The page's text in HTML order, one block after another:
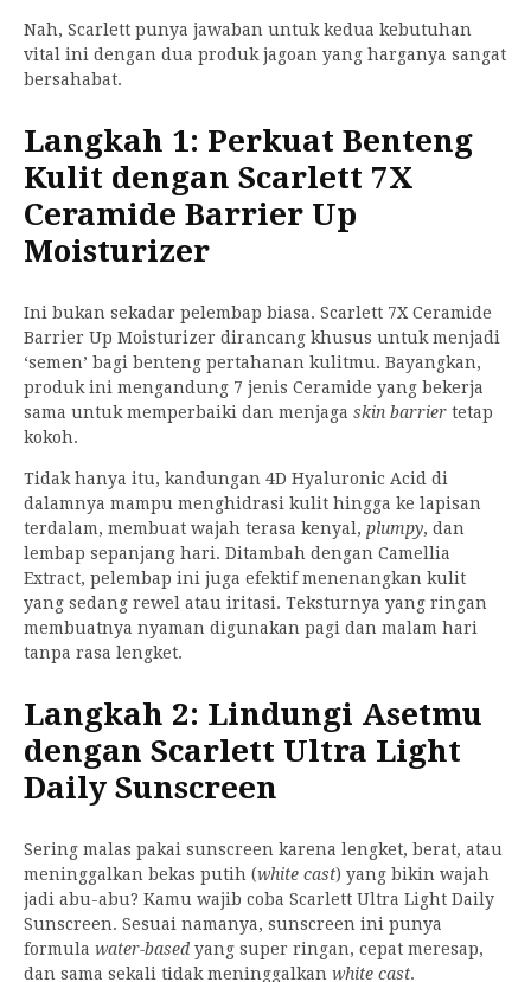
Nah, Scarlett punya jawaban untuk kedua kebutuhan
vital ini dengan dua produk jagoan yang harganya sangat
bersahabat.
Langkah 1: Perkuat Benteng
Kulit dengan Scarlett 7X
Ceramide Barrier Up
Moisturizer
Ini bukan sekadar pelembap biasa. Scarlett 7X Ceramide
Barrier Up Moisturizer dirancang khusus untuk menjadi
‘semen’ bagi benteng pertahanan kulitmu. Bayangkan,
produk ini mengandung 7 jenis Ceramide yang bekerja
sama untuk memperbaiki dan menjaga skin barrier tetap
kokoh.
Tidak hanya itu, kandungan 4D Hyaluronic Acid di
dalamnya mampu menghidrasi kulit hingga ke lapisan
terdalam, membuat wajah terasa kenyal, plumpy, dan
lembap sepanjang hari. Ditambah dengan Camellia
Extract, pelembap ini juga efektif menenangkan kulit
yang sedang rewel atau iritasi. Teksturnya yang ringan
membuatnya nyaman digunakan pagi dan malam hari
tanpa rasa lengket.
Langkah 2: Lindungi Asetmu
dengan Scarlett Ultra Light
Daily Sunscreen
Sering malas pakai sunscreen karena lengket, berat, atau
meninggalkan bekas putih (white cast) yang bikin wajah
jadi abu-abu? Kamu wajib coba Scarlett Ultra Light Daily
Sunscreen. Sesuai namanya, sunscreen ini punya
formula water-based yang super ringan, cepat meresap,
dan sama sekali tidak meninggalkan white cast.